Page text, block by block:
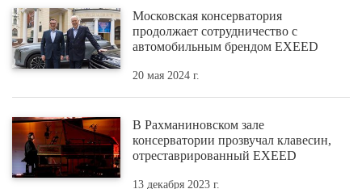
Московская консерватория
продолжает сотрудничество с
автомобильным брендом EXEED
20 мая 2024 г.
В Рахманиновском зале
консерватории прозвучал клавесин,
отреставрированный EXEED
13 декабря 2023 г.